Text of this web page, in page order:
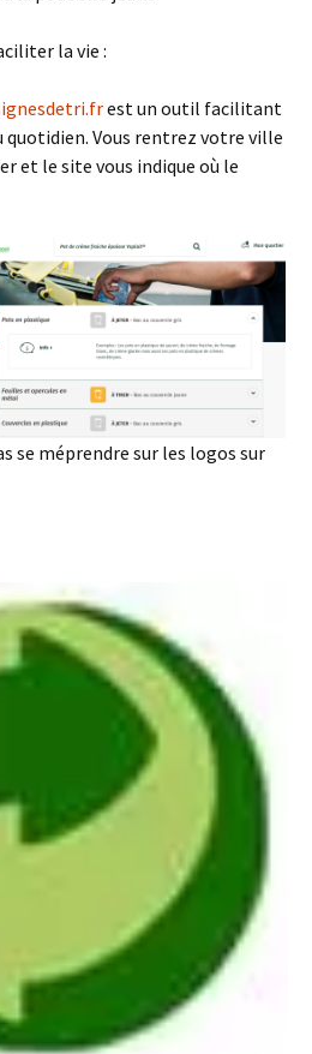
la vie :
est un outil facilitant
quotidien. Vous rentrez votre ville
et le site vous indique où le
se méprendre sur les logos sur